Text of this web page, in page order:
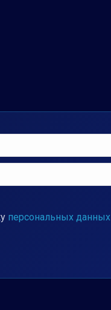
персональных данных